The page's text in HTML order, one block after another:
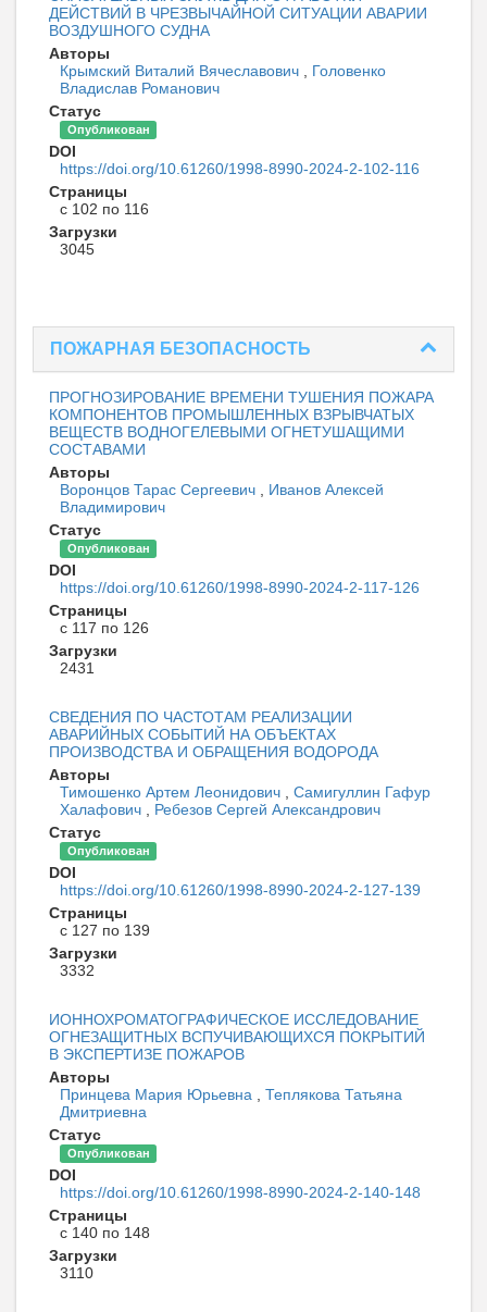
ДЕЙСТВИЙ В ЧРЕЗВЫЧАЙНОЙ СИТУАЦИИ АВАРИИ
ВОЗДУШНОГО СУДНА
Авторы
Крымский Виталий Вячеславович
Головенко
Владислав Романович
Статус
Опубликован
DOI
https://doi.org/10.61260/1998-8990-2024-2-102-116
Страницы
с 102 по 116
Загрузки
3045
ПОЖАРНАЯ БЕЗОПАСНОСТЬ
ПРОГНОЗИРОВАНИЕ ВРЕМЕНИ ТУШЕНИЯ ПОЖАРА
КОМПОНЕНТОВ ПРОМЫШЛЕННЫХ ВЗРЫВЧАТЫХ
ВЕЩЕСТВ ВОДНОГЕЛЕВЫМИ ОГНЕТУШАЩИМИ
СОСТАВАМИ
Авторы
Воронцов Тарас Сергеевич
Иванов Алексей
Владимирович
Статус
Опубликован
DOI
https://doi.org/10.61260/1998-8990-2024-2-117-126
Страницы
с 117 по 126
Загрузки
2431
СВЕДЕНИЯ ПО ЧАСТОТАМ РЕАЛИЗАЦИИ
АВАРИЙНЫХ СОБЫТИЙ НА ОБЪЕКТАХ
ПРОИЗВОДСТВА И ОБРАЩЕНИЯ ВОДОРОДА
Авторы
Тимошенко Артем Леонидович
Самигуллин Гафур
Халафович
Ребезов Сергей Александрович
Статус
Опубликован
DOI
https://doi.org/10.61260/1998-8990-2024-2-127-139
Страницы
с 127 по 139
Загрузки
3332
ИОННОХРОМАТОГРАФИЧЕСКОЕ ИССЛЕДОВАНИЕ
ОГНЕЗАЩИТНЫХ ВСПУЧИВАЮЩИХСЯ ПОКРЫТИЙ
В ЭКСПЕРТИЗЕ ПОЖАРОВ
Авторы
Принцева Мария Юрьевна
Теплякова Татьяна
Дмитриевна
Статус
Опубликован
DOI
https://doi.org/10.61260/1998-8990-2024-2-140-148
Страницы
с 140 по 148
Загрузки
3110